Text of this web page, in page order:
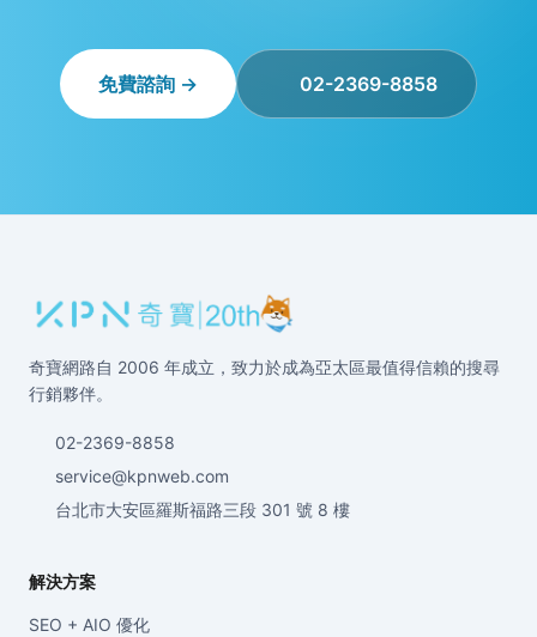
免費諮詢 → 02-2369-8858
奇寶網路自 2006 年成立，致力於成為亞太區最值得信賴的搜尋
行銷夥伴。
02-2369-8858
service@kpnweb.com
台北市大安區羅斯福路三段 301 號 8 樓
解決方案
SEO + AIO 優化